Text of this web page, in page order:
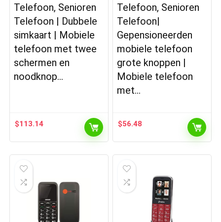
Telefoon, Senioren
Telefoon | Dubbele
simkaart | Mobiele
telefoon met twee
schermen en
noodknop…
$113.14
Telefoon, Senioren
Telefoon|
Gepensioneerden
mobiele telefoon
grote knoppen |
Mobiele telefoon
met…
$56.48